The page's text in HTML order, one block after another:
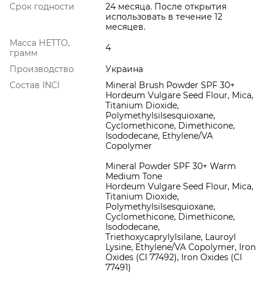
Срок годности
24 месяца. После открытия
использовать в течение 12
месяцев.
Масса НЕТТО,
грамм
4
Производство
Украина
Состав INCI
Mineral Brush Powder SPF 30+
Hordeum Vulgare Seed Flour, Mica,
Titanium Dioxide,
Polymethylsilsesquioxane,
Cyclomethicone, Dimethicone,
Isododecane, Ethylene/VA
Copolymer
Mineral Powder SPF 30+ Warm
Medium Tone
Hordeum Vulgare Seed Flour, Mica,
Titanium Dioxide,
Polymethylsilsesquioxane,
Cyclomethicone, Dimethicone,
Isododecane,
Triethoxycaprylylsilane, Lauroyl
Lysine, Ethylene/VA Copolymer, Iron
Oxides (CI 77492), Iron Oxides (CI
77491)